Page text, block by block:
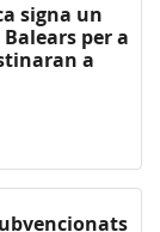
signa un
per a
a